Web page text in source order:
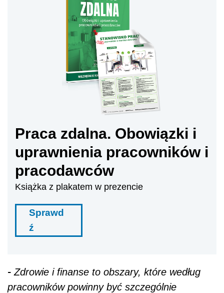
Praca zdalna. Obowiązki i
uprawnienia pracowników i
pracodawców
Książka z plakatem w prezencie
Sprawd
ź
-Zdrowie i finanse to obszary, które według
pracowników powinny być szczególnie